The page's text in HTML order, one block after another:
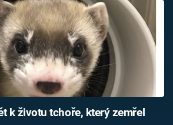
k životu tchoře, který zemřel